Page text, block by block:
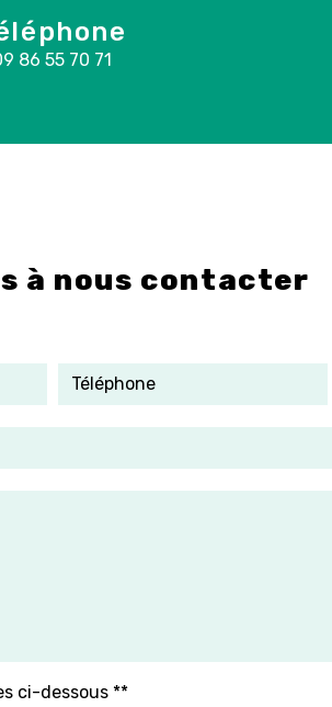
86 55 70 71
à nous contacter
ci-dessous **